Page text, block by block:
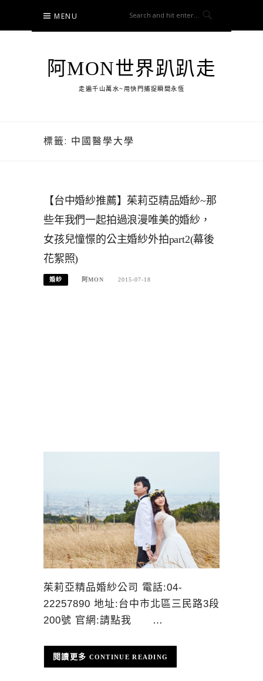
content
MENU
阿MON世界趴趴走
走遍千山萬水~用快門捕捉瞬間永恆
標籤: 中國醫學大學
【台中婚紗推薦】茱莉亞精品婚紗~那
些年我們一起拍過浪漫唯美的婚紗，
女孩兒憧憬的公主婚紗外拍part2(幕後
花絮照)
婚紗 阿MON 2015-07-18
茱莉亞精品婚紗公司 電話:04-
22257890 地址:台中市北區三民路3段
200號 官網:請點我 …
CONTINUE READING